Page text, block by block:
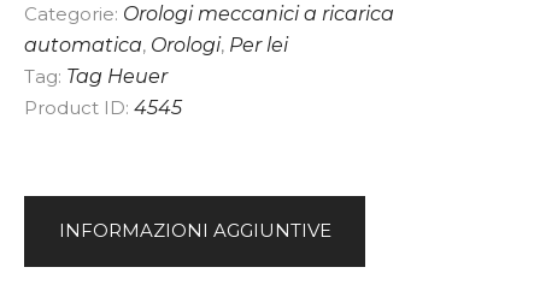
Categorie: Orologi meccanici a ricarica
automatica, Orologi, Per lei
Tag: Tag Heuer
Product ID: 4545
INFORMAZIONI AGGIUNTIVE